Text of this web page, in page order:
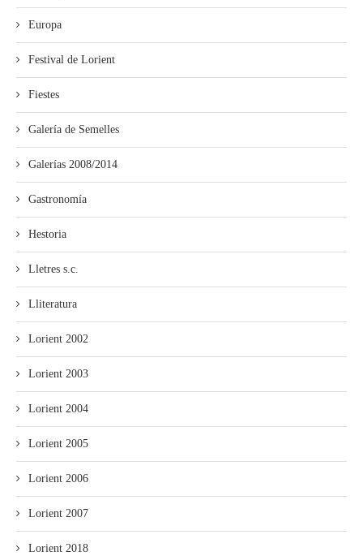
Europa
Festival de Lorient
Fiestes
Galería de Semelles
Galerías 2008/2014
Gastronomía
Hestoria
Lletres s.c.
Lliteratura
Lorient 2002
Lorient 2003
Lorient 2004
Lorient 2005
Lorient 2006
Lorient 2007
Lorient 2018